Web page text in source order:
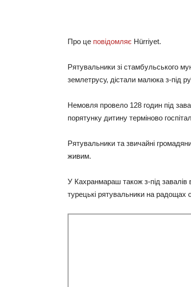
Про це повідомляє Hürriyet.
Рятувальники зі стамбульського
землетрусу, дістали малюка з-під
Немовля провело 128 годин під
порятунку дитину терміново
Рятувальники та звичайні
живим.
У Кахранмараш також з-під завалів
турецькі рятувальники на